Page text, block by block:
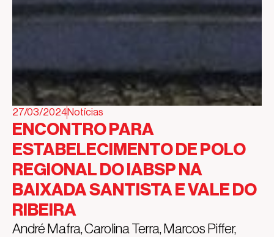
27/03/2024Notícias
ENCONTRO PARA
ESTABELECIMENTO DE POLO
REGIONAL DO IABSP NA
BAIXADA SANTISTA E VALE DO
RIBEIRA
André Mafra, Carolina Terra, Marcos Piffer,